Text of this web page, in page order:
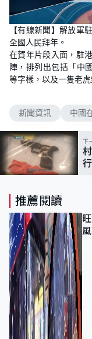
U
n
m
u
t
e
【有線新聞】解放軍
全國人民拜年。
在賀年片段入面，駐
陣，排列出包括「中
等字樣，以及一隻老
新聞資訊 中國
下
推薦閱讀